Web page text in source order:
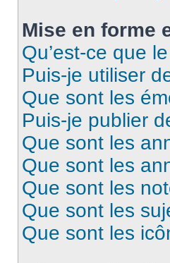
Mise en forme
Qu’est-ce que
Puis-je utiliser
Que sont les
Puis-je publier
Que sont les
Que sont les
Que sont les
Que sont les
Que sont les